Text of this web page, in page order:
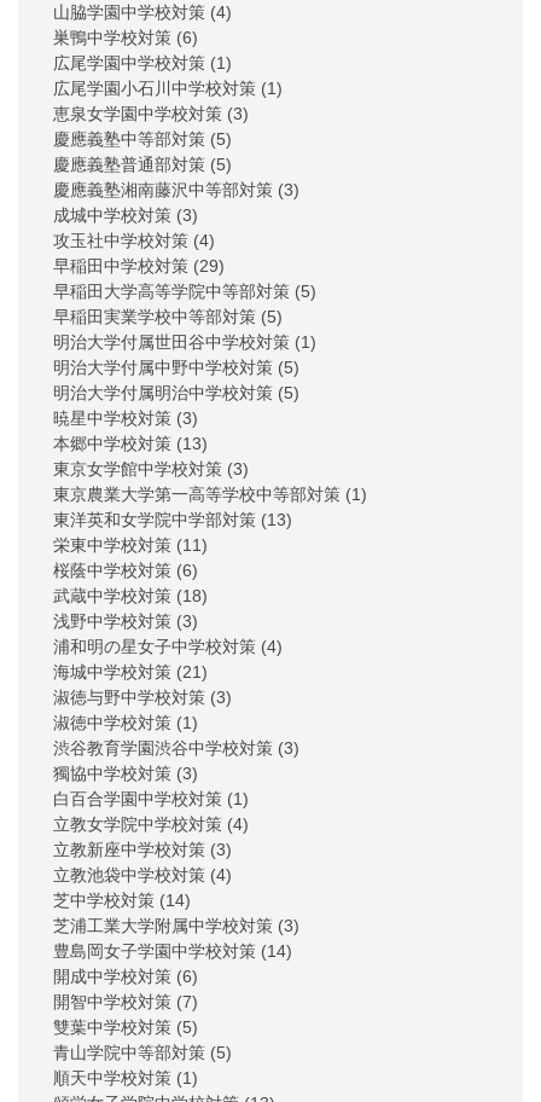
山脇学園中学校対策 (4)
巣鴨中学校対策 (6)
広尾学園中学校対策 (1)
広尾学園小石川中学校対策 (1)
恵泉女学園中学校対策 (3)
慶應義塾中等部対策 (5)
慶應義塾普通部対策 (5)
慶應義塾湘南藤沢中等部対策 (3)
成城中学校対策 (3)
攻玉社中学校対策 (4)
早稲田中学校対策 (29)
早稲田大学高等学院中等部対策 (5)
早稲田実業学校中等部対策 (5)
明治大学付属世田谷中学校対策 (1)
明治大学付属中野中学校対策 (5)
明治大学付属明治中学校対策 (5)
暁星中学校対策 (3)
本郷中学校対策 (13)
東京女学館中学校対策 (3)
東京農業大学第一高等学校中等部対策 (1)
東洋英和女学院中学部対策 (13)
栄東中学校対策 (11)
桜蔭中学校対策 (6)
武蔵中学校対策 (18)
浅野中学校対策 (3)
浦和明の星女子中学校対策 (4)
海城中学校対策 (21)
淑徳与野中学校対策 (3)
淑徳中学校対策 (1)
渋谷教育学園渋谷中学校対策 (3)
獨協中学校対策 (3)
白百合学園中学校対策 (1)
立教女学院中学校対策 (4)
立教新座中学校対策 (3)
立教池袋中学校対策 (4)
芝中学校対策 (14)
芝浦工業大学附属中学校対策 (3)
豊島岡女子学園中学校対策 (14)
開成中学校対策 (6)
開智中学校対策 (7)
雙葉中学校対策 (5)
青山学院中等部対策 (5)
順天中学校対策 (1)